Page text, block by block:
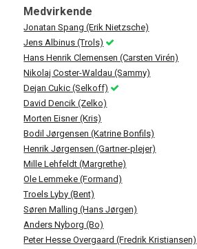
Medvirkende
Jonatan Spang (Erik Nietzsche)
Jens Albinus (Trols)
Hans Henrik Clemensen (Carsten Virén)
Nikolaj Coster-Waldau (Sammy)
Dejan Cukic (Selkoff)
David Dencik (Zelko)
Morten Eisner (Kris)
Bodil Jørgensen (Katrine Bonfils)
Henrik Jørgensen (Gartner-plejer)
Mille Lehfeldt (Margrethe)
Ole Lemmeke (Formand)
Troels Lyby (Bent)
Søren Malling (Hans Jørgen)
Anders Nyborg (Bo)
Peter Hesse Overgaard (Fredrik Kristiansen)